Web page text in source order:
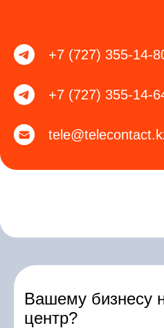
+7 (727) 355-14-
+7 (727) 355-14-
Вашему бизнесу
центр?